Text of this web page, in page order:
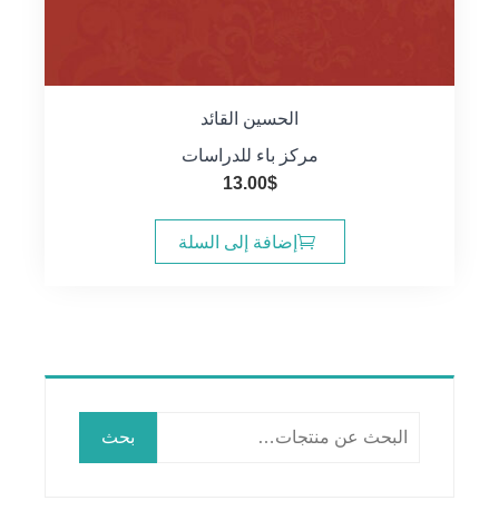
الحسين القائد
مركز باء للدراسات
13.00$
إضافة إلى السلة
بحث